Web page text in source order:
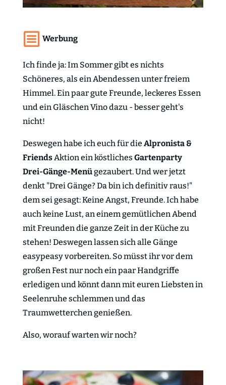
Werbung
Ich finde ja: Im Sommer gibt es nichts
Schöneres, als ein Abendessen unter freiem
Himmel. Ein paar gute Freunde, leckeres Essen
und ein Gläschen Vino dazu - besser geht's
nicht!
Deswegen habe ich euch für die Alpronista &
FriendsAktion ein köstliches Gartenparty
Drei-Gänge-Menügezaubert. Und wer jetzt
denkt "Drei Gänge? Da bin ich definitiv raus!"
dem sei gesagt: Keine Angst, Freunde. Ich habe
auch keine Lust, an einem gemütlichen Abend
mit Freunden die ganze Zeit in der Küche zu
stehen! Deswegen lassen sich alle Gänge
easypeasy vorbereiten. So müsst ihr vor dem
großen Fest nur noch ein paar Handgriffe
erledigen und könnt dann mit euren Liebsten in
Seelenruhe schlemmen und das
Traumwetterchen genießen.
Also, worauf warten wir noch?